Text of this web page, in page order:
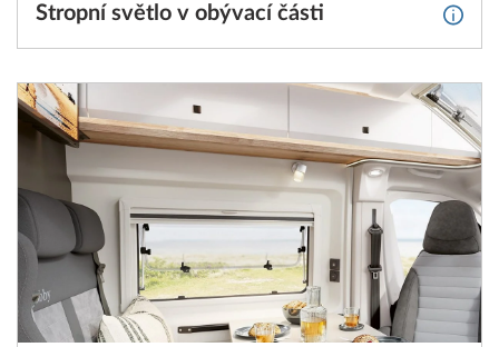
Stropní světlo v obývací části Více